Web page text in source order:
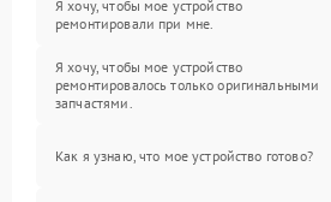
Я хочу, чтобы мое устройство
ремонтировали при мне.
Я хочу, чтобы мое устройство
ремонтировалось только оригинальными
запчастями.
Как я узнаю, что мое устройство готово?